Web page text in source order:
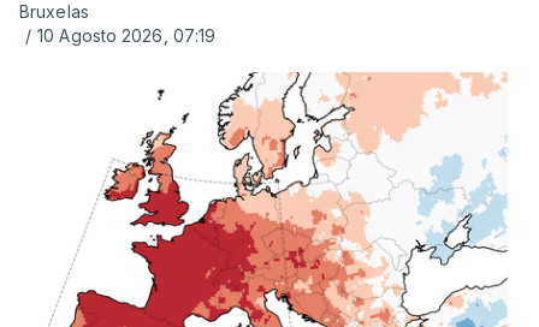
Bruxelas
/ 10 Agosto 2026, 07:19